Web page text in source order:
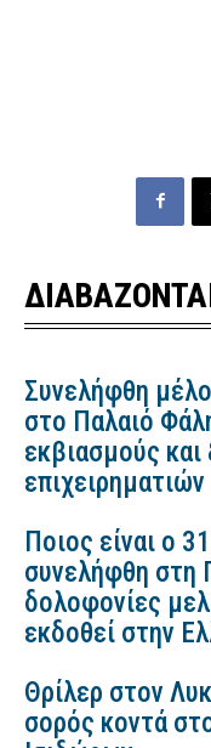
Συνελήφθη
στο Παλαιό
εκβιασμούς
επιχειρηματιών
Ποιος είναι ο
συνελήφθη στη
δολοφονίες
εκδοθεί στην
Θρίλερ στον
σορός κοντά